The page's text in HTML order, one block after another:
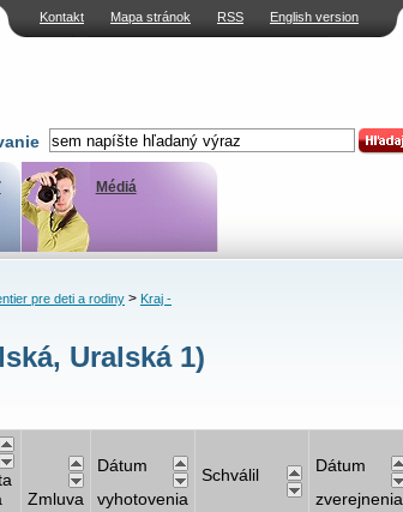
Kontakt Mapa stránok RSS English version
Médiá
pre deti a rodiny> Kraj -
Uralská 1)
Zmluva
Dátum
vyhotovenia
Schválil
Dátum
zverejnenia